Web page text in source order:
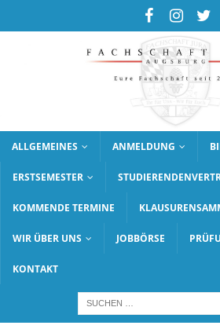
ALLGEMEINES ANMELDUNG
ERSTSEMESTER
KOMMENDE TERMINE
WIR ÜBER UNS JOBBÖRSE
KONTAKT